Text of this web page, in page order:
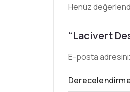
Henüz
“Lacivert
E-posta